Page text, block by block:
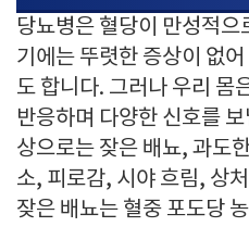
당뇨병은 혈당이 만성적
기에는 뚜렷한 증상이 없어
도 합니다. 그러나 우리 몸
반응하며 다양한 신호를
상으로는 잦은 배뇨, 과도
소, 피로감, 시야 흐림, 상
잦은 배뇨는 혈중 포도당